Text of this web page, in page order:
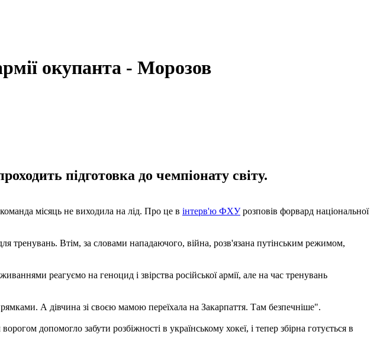
окупанта - Морозов
підготовка до чемпіонату світу.
місяць не виходила на лід. Про це в інтерв'ю ФХУрозповів форвард національної
тренувань. Втім, за словами нападаючого, війна, розв'язана путінським режимом,
реагуємо на геноцид і звірства російської армії, але на час тренувань
А дівчина зі своєю мамою переїхала на Закарпаття. Там безпечніше".
допомогло забути розбіжності в українському хокеї, і тепер збірна готується в